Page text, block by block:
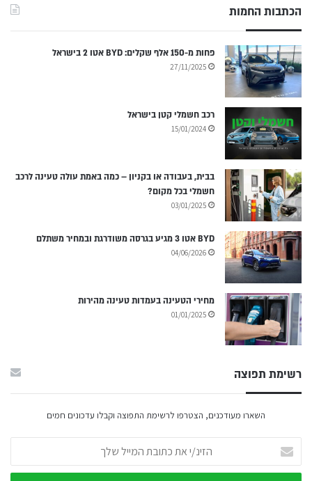
הכתבות החמות
פחות מ-150 אלף שקלים: BYD אטו 2 בישראל
27/11/2025
רכב חשמלי קטן בישראל
15/01/2024
בבית, בעבודה או בקניון – כמה באמת עולה טעינה לרכב
חשמלי בכל מקום?
03/01/2025
BYD אטו 3 מגיע בגרסה משודרגת ובמחיר משתלם
04/06/2026
מחירי הטעינה בעמדות טעינה מהירות
01/01/2025
רשימת תפוצה
השארו מעודכנים, הצטרפו לרשימת התפוצה וקבלו עדכונים חמים
את
כתובת